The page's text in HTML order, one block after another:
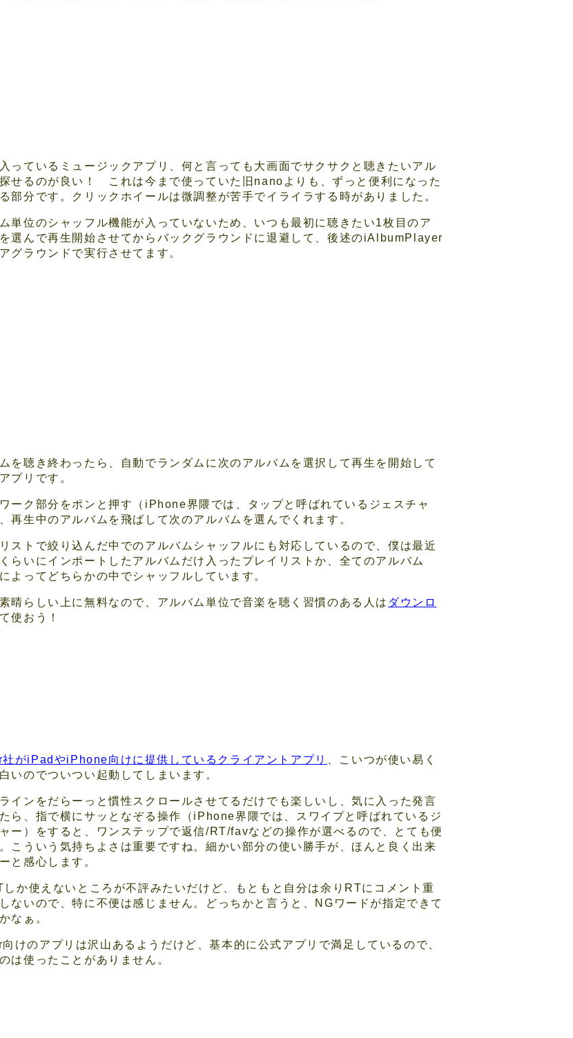
っているミュージックアプリ、何と言っても大画面でサクサクと聴きたいアル
せるのが良い！ これは今まで使っていた旧nanoよりも、ずっと便利になった
部分です。クリックホイールは微調整が苦手でイライラする時がありました。
単位のシャッフル機能が入っていないため、いつも最初に聴きたい1枚目のア
選んで再生開始させてからバックグラウンドに退避して、後述のiAlbumPlayer
グラウンドで実行させてます。
を聴き終わったら、自動でランダムに次のアルバムを選択して再生を開始して
プリです。
ーク部分をポンと押す（iPhone界隈では、タップと呼ばれているジェスチャ
再生中のアルバムを飛ばして次のアルバムを選んでくれます。
ストで絞り込んだ中でのアルバムシャッフルにも対応しているので、僕は最近
らいにインポートしたアルバムだけ入ったプレイリストか、全てのアルバム
よってどちらかの中でシャッフルしています。
晴らしい上に無料なので、アルバム単位で音楽を聴く習慣のある人は ダウンロ
使おう！
がiPadやiPhone向けに提供しているクライアントアプリ
、こいつが使い易く
いのでついつい起動してしまいます。
インをだらーっと慣性スクロールさせてるだけでも楽しいし、気に入った発言
ら、指で横にサッとなぞる操作（iPhone界隈では、スワイプと呼ばれているジ
ー）をすると、ワンステップで返信/RT/favなどの操作が選べるので、とても便
こういう気持ちよさは重要ですね。細かい部分の使い勝手が、ほんと良く出来
と感心します。
しか使えないところが不評みたいだけど、もともと自分は余りRTにコメント重
ないので、特に不便は感じません。どっちかと言うと、NGワードが指定できて
なぁ。
けのアプリは沢山あるようだけど、基本的に公式アプリで満足しているので、
は使ったことがありません。